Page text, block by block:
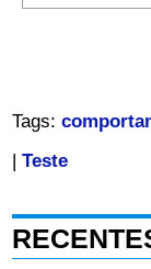
Tags:
| Teste